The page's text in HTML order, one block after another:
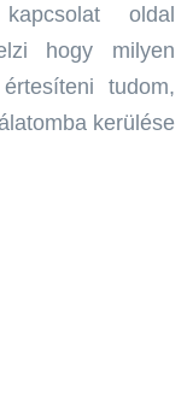
oldal
hogy milyen
tudom,
kerülése